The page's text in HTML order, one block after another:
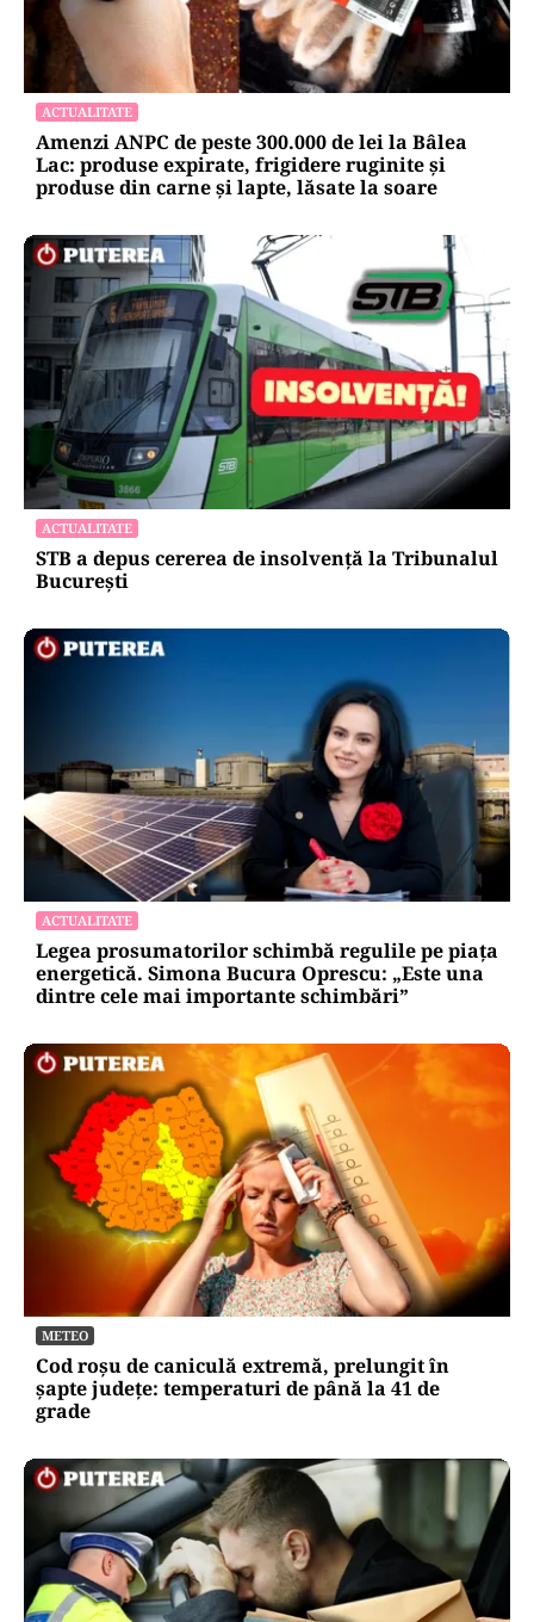
ACTUALITATE
Amenzi ANPC de peste 300.000 de lei la Bâlea
Lac: produse expirate, frigidere ruginite și
produse din carne și lapte, lăsate la soare
ACTUALITATE
STB a depus cererea de insolvență la Tribunalul
București
ACTUALITATE
Legea prosumatorilor schimbă regulile pe piața
energetică. Simona Bucura Oprescu: „Este una
dintre cele mai importante schimbări”
METEO
Cod roșu de caniculă extremă, prelungit în
șapte județe: temperaturi de până la 41 de
grade